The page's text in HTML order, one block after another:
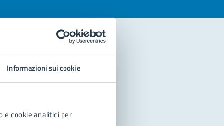
Informazioni sui cookie
e cookie analitici per